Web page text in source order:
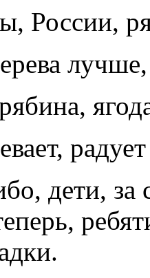
лучше,
ягода,
радует в
дети,